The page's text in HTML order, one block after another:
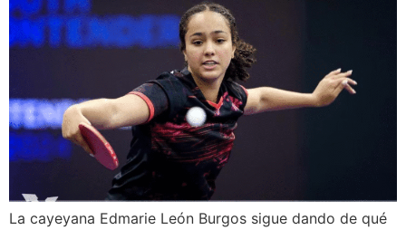
La cayeyana Edmarie León Burgos sigue dando de qué